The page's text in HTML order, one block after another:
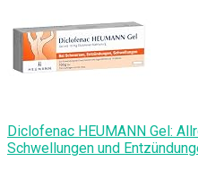
Diclofenac HEUMANN Gel:
Schwellungen und